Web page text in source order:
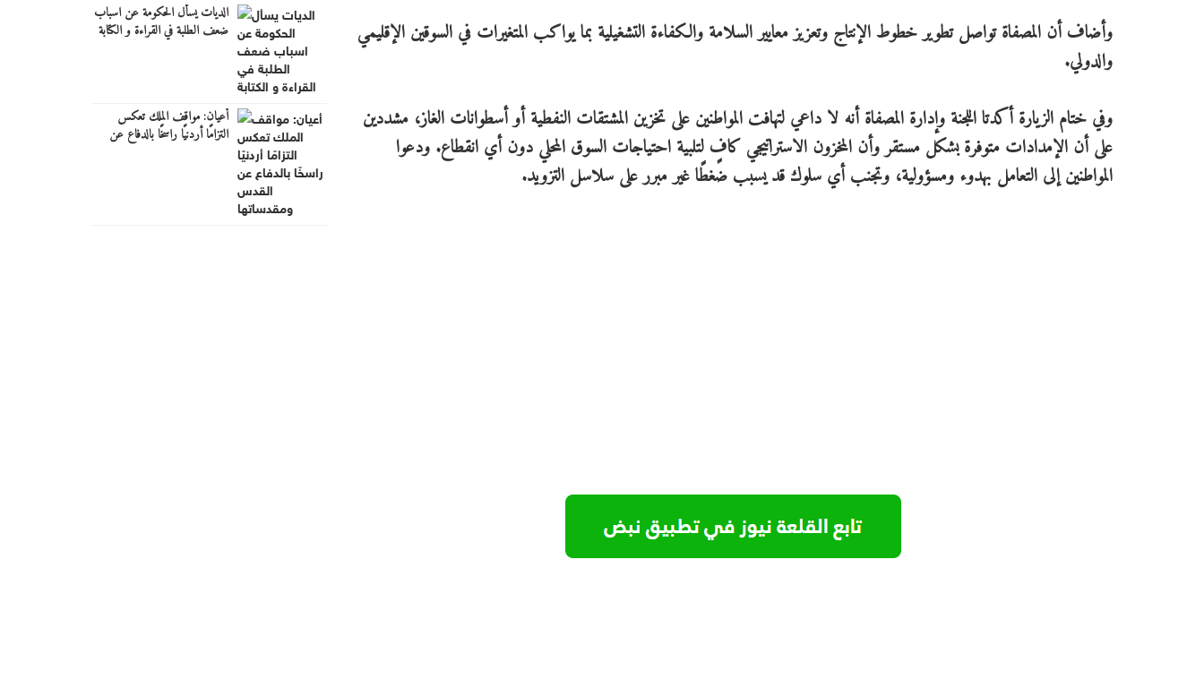
وأضاف أن المصفاة تواصل تطوير خطوط الإنتاج وتعزيز معايير السلامة والكفاءة التشغيلية بما يواكب المتغيرات في السوقين الإقليمي
والدولي.
وفي ختام الزيارة أكدتا اللجنة وإدارة المصفاة أنه لا داعي لتهافت المواطنين على تخزين المشتقات النفطية أو أسطوانات الغاز، مشددين
على أن الإمدادات متوفرة بشكل مستقر وأن المخزون الاستراتيجي كافٍ لتلبية احتياجات السوق المحلي دون أي انقطاع. ودعوا
المواطنين إلى التعامل بهدوء ومسؤولية، وتجنب أي سلوك قد يسبب ضغطًا غير مبرر على سلاسل التزويد.
الديات يسأل الحكومة عن اسباب
ضعف الطلبة في القراءة و الكتابة
أعيان: مواقف الملك تعكس
التزامًا أردنيًا راسخًا بالدفاع عن